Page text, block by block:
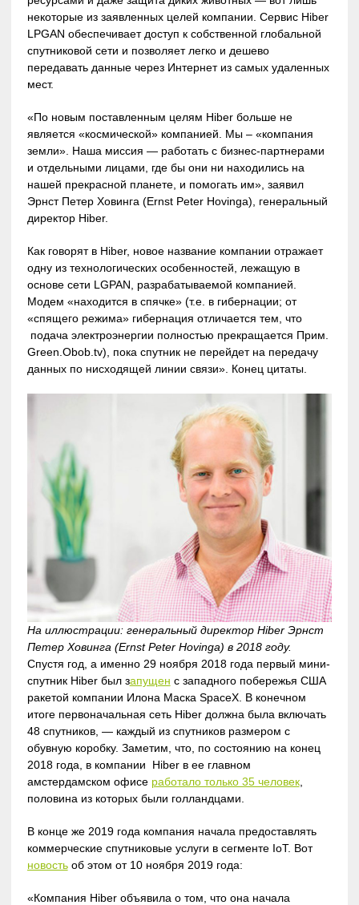
некоторые из заявленных целей компании. Сервис Hiber
LPGAN обеспечивает доступ к собственной глобальной
спутниковой сети и позволяет легко и дешево
передавать данные через Интернет из самых удаленных
мест.
«По новым поставленным целям Hiber больше не
является «космической» компанией. Мы – «компания
земли». Наша миссия — работать с бизнес-партнерами
и отдельными лицами, где бы они ни находились на
нашей прекрасной планете, и помогать им», заявил
Эрнст Петер Ховинга (Ernst Peter Hovinga), генеральный
директор Hiber.
Как говорят в Hiber, новое название компании отражает
одну из технологических особенностей, лежащую в
основе сети LGPAN, разрабатываемой компанией.
Модем «находится в спячке» (т.е. в гибернации; от
«спящего режима» гибернация отличается тем, что
подача электроэнергии полностью прекращается Прим.
Green.Obob.tv), пока спутник не перейдет на передачу
данных по нисходящей линии связи». Конец цитаты.
На иллюстрации: генеральный директор Hiber Эрнст
Петер Ховинга (Ernst Peter Hovinga) в 2018 году.
Спустя год, а именно 29 ноября 2018 года первый мини-
спутник Hiber был запущен с западного побережья США
ракетой компании Илона Маска SpaceX. В конечном
итоге первоначальная сеть Hiber должна была включать
48 спутников, — каждый из спутников размером с
обувную коробку. Заметим, что, по состоянию на конец
2018 года, в компании Hiber в ее главном
амстердамском офисе работало только 35 человек,
половина из которых были голландцами.
В конце же 2019 года компания начала предоставлять
коммерческие спутниковые услуги в сегменте IoT. Вот
новостьоб этом от 10 ноября 2019 года:
«Компания Hiber объявила о том, что она начала